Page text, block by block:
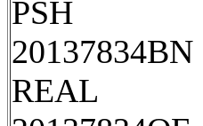
PSH
20137834BN
REAL